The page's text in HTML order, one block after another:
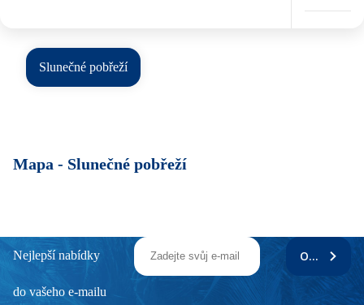
Slunečné pobřeží
Mapa - Slunečné pobřeží
Nejlepší nabídky
do vašeho e-mailu
ODEBÍRAT